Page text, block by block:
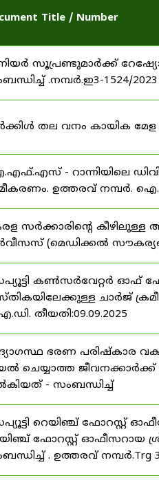
Title / Number
സൂപ്രണ്ടുമാർക്ക്
.നമ്പർ.ഇ3-1524/2023
തല വനം കായിക മേള
- റാന്നിയിലെ
ഉത്തരവ് നമ്പർ.
സർക്കാരിന്റെ കീഴിലുള്ള
(മെഡിക്കൽ സൗകര്യങ്ങൾ)
കൺസർവേറ്റർ ഓഫ്
ചാർജ്
തീയതി:09.09.2025
ഭരണ പരിഷ്കാര
ചെയ്യാത്ത ജീവനക്കാർക്ക്
- സംബന്ധിച്ച്
റെയിഞ്ച് ഫോറസ്റ്റ്
ഫോറസ്റ്റ് ഓഫീസറായ
. ഉത്തരവ് നമ്പർ.Trg 3-